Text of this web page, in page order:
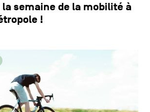
semaine de la mobilité à
!